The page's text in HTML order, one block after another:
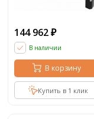
144 962 ₽
В наличии
В корзину
Купить в 1 клик